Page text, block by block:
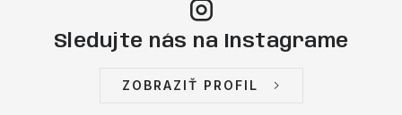
Sledujte nás na Instagrame
ZOBRAZIŤ PROFIL